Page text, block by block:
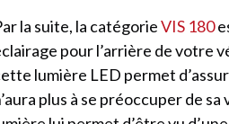
la suite, la catégorieVIS 180
pour l’arrière de votre
lumière LED permet
plus à se préoccuper de